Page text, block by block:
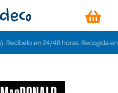
en 24/48 horas. Recogida en